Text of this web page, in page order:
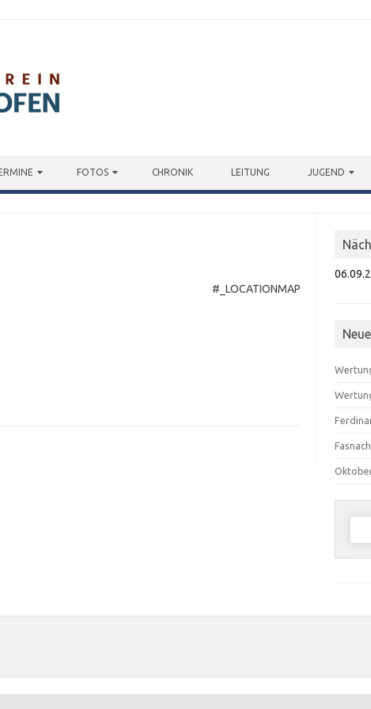
FOTOS CHRONIK LEITUNG JUGEND
#_LOCATIONMAP